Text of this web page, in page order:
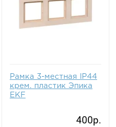
Рамка 3-местная IP44
крем. пластик Эпика
EKF
400р.